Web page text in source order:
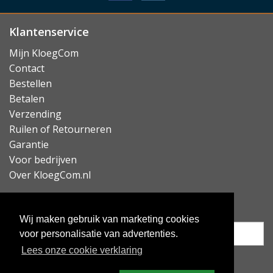
Wij maken gebruik van marketing cookies
voor personalisatie van advertenties.
Lees onze cookie verklaring
Klantenservice
Mijn KloegCom
Contact
Bestellen
Betalen
Verzending
Ruilen of Retourneren
Garantie
Voor bedrijven
Over KloegCom.nl